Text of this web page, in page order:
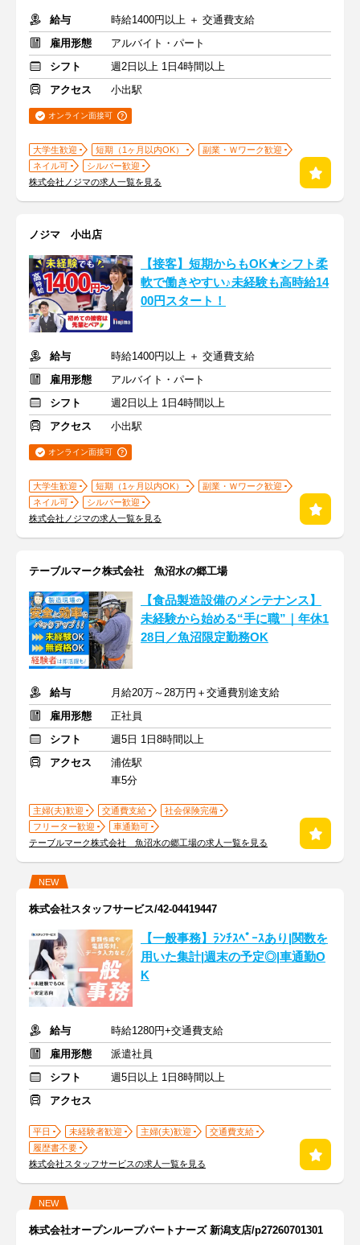
給与
時給1400円以上 ＋ 交通費支給
雇用形態
アルバイト・パート
シフト
週2日以上 1日4時間以上
アクセス
小出駅
オンライン面接可
大学生歓迎 短期（1ヶ月以内OK）
副業・Ｗワーク歓迎
ネイル可
シルバー歓迎
株式会社ノジマの求人一覧を見る
ノジマ 小出店
【接客】短期からもOK★シフト柔
軟で働きやすい♪未経験も高時給14
00円スタート！
給与
時給1400円以上 ＋ 交通費支給
雇用形態
アルバイト・パート
シフト
週2日以上 1日4時間以上
アクセス
小出駅
オンライン面接可
大学生歓迎 短期（1ヶ月以内OK）
副業・Ｗワーク歓迎
ネイル可
シルバー歓迎
株式会社ノジマの求人一覧を見る
テーブルマーク株式会社 魚沼水の郷工場
【食品製造設備のメンテナンス】
未経験から始める“手に職”｜年休1
28日／魚沼限定勤務OK
給与
月給20万～28万円＋交通費別途支給
雇用形態
正社員
シフト
週5日 1日8時間以上
アクセス
浦佐駅
車5分
主婦(夫)歓迎 交通費支給
社会保険完備
フリーター歓迎
車通勤可
テーブルマーク株式会社 魚沼水の郷工場の求人一覧を見る
NEW
株式会社スタッフサービス/42-04419447
【一般事務】ﾗﾝﾁｽﾍﾟｰｽあり|関数を
用いた集計|週末の予定◎|車通勤O
K
給与
時給1280円+交通費支給
雇用形態
派遣社員
シフト
週5日以上 1日8時間以上
アクセス
平日 未経験者歓迎 主婦(夫)歓迎
交通費支給
履歴書不要
株式会社スタッフサービスの求人一覧を見る
NEW
株式会社オープンループパートナーズ 新潟支店/p27260701301